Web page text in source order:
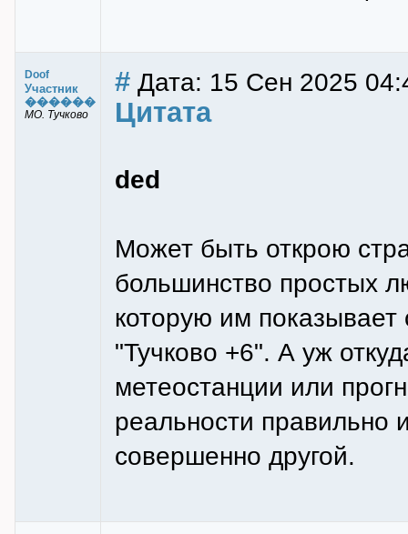
Doof
Участник
������
МО. Тучково
# Дата: 15 Сен 2025
Цитата
ded
Может быть открою
большинство простых
которую им
"Тучково +6". А уж
метеостанции или
реальности правильно
совершенно другой.